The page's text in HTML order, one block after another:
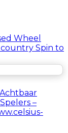
Wheel
country Spin to
–